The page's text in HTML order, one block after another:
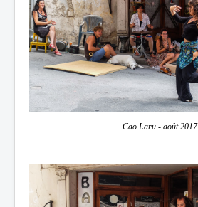
Cao Laru - août 2017